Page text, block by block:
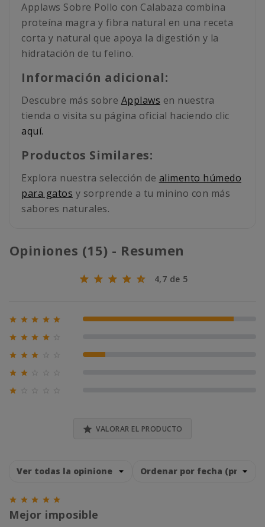
Applaws Sobre Pollo con Calabaza combina
proteína magra y fibra natural en una receta
corta y natural que apoya la digestión y la
hidratación de tu felino.
Información adicional:
Descubre más sobre Applaws en nuestra
tienda o visita su página oficial haciendo clic
aquí.
Productos Similares:
Explora nuestra selección de alimento húmedo
para gatos y sorprende a tu minino con más
sabores naturales.
Opiniones (15) - Resumen
4,7 de 5
     87% (13)
   
  
 

 VALORAR EL PRODUCTO
    
Mejor imposible